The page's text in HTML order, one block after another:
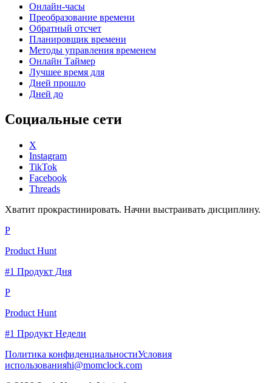
Онлайн-часы
Преобразование времени
Обратный отсчет
Планировщик времени
Методы управления временем
Онлайн Таймер
Лучшее время для
Дней прошло
Дней до
Социальные сети
X
Instagram
TikTok
Facebook
Threads
Хватит прокрастинировать. Начни выстраивать дисциплину.
P
Product Hunt
#1 Продукт Дня
P
Product Hunt
#1 Продукт Недели
Политика конфиденциальностиУсловия
использованияhi@momclock.com